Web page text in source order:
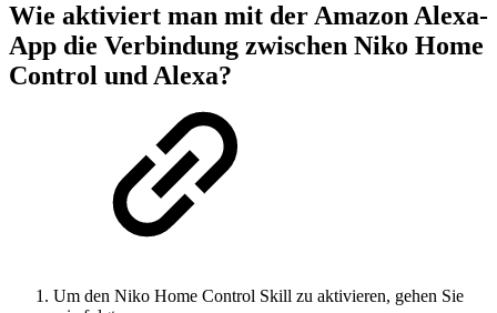
Wie aktiviert man mit der Amazon Alexa-
App die Verbindung zwischen Niko Home
Control und Alexa?
Um den Niko Home Control Skill zu aktivieren, gehen Sie